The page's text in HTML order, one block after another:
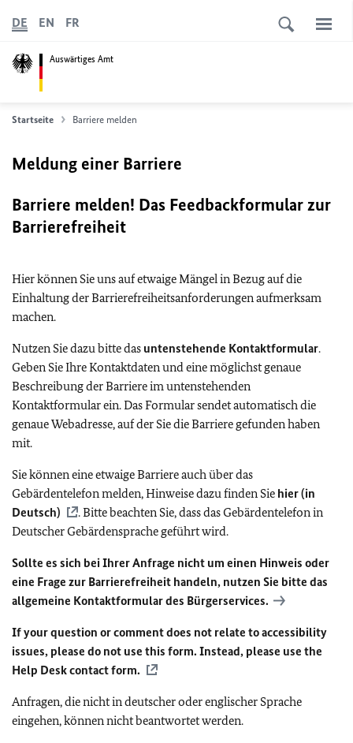
Auswärtiges Amt
DE EN FR
Startseite Barriere melden
Meldung einer Barriere
Barriere melden! Das Feedbackformular zur
Barrierefreiheit
Hier können Sie uns auf etwaige Mängel in Bezug auf die
Einhaltung der Barrierefreiheitsanforderungen aufmerksam
machen.
Nutzen Sie dazu bitte das untenstehende Kontaktformular.
Geben Sie Ihre Kontaktdaten und eine möglichst genaue
Beschreibung der Barriere im untenstehenden
Kontaktformular ein. Das Formular sendet automatisch die
genaue Webadresse, auf der Sie die Barriere gefunden haben
mit.
Sie können eine etwaige Barriere auch über das
Gebärdentelefon melden, Hinweise dazu finden Sie hier (in
Deutsch)
. Bitte beachten Sie, dass das Gebärdentelefon in
Deutscher Gebärdensprache geführt wird.
Sollte es sich bei Ihrer Anfrage nicht um einen Hinweis oder
eine Frage zur Barrierefreiheit handeln, nutzen Sie bitte das
allgemeine Kontaktformular des Bürgerservices.
If your question or comment does not relate to accessibility
issues, please do not use this form. Instead, please use the
Help Desk contact form.
Anfragen, die nicht in deutscher oder englischer Sprache
eingehen, können nicht beantwortet werden.